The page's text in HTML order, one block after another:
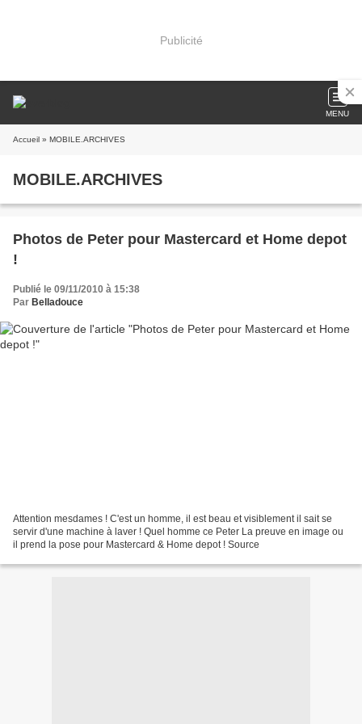
Publicité
MENU
Accueil » MOBILE.ARCHIVES
MOBILE.ARCHIVES
Photos de Peter pour Mastercard et Home depot
!
Publié le 09/11/2010 à 15:38
Par Belladouce
Attention mesdames ! C'est un homme, il est beau et visiblement il sait se
servir d'une machine à laver ! Quel homme ce Peter La preuve en image ou
il prend la pose pour Mastercard & Home depot ! Source